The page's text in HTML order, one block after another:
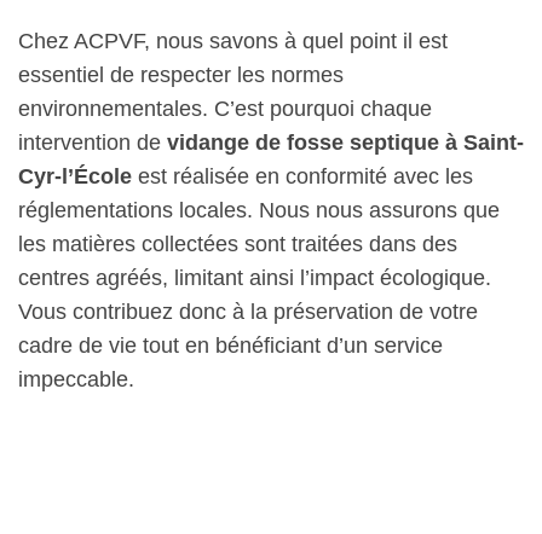
Chez ACPVF, nous savons à quel point il est
essentiel de respecter les normes
environnementales. C’est pourquoi chaque
intervention de vidange de fosse septique à Saint-
Cyr-l’École est réalisée en conformité avec les
réglementations locales. Nous nous assurons que
les matières collectées sont traitées dans des
centres agréés, limitant ainsi l’impact écologique.
Vous contribuez donc à la préservation de votre
cadre de vie tout en bénéficiant d’un service
impeccable.